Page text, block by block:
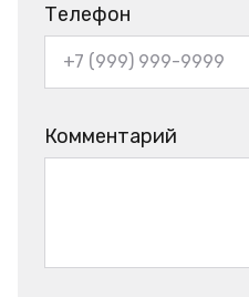
Телефон
Комментарий